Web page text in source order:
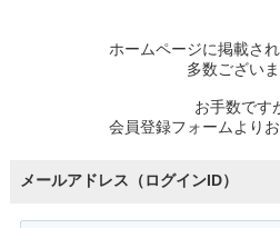
ホームページに掲載さ
多数ございま
お手数です
会員登録フォームよりお
メールアドレス（ログインID）